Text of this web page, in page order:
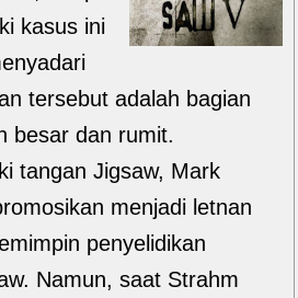
kasus ini
tersebut adalah bagian
besar dan rumit.
tangan Jigsaw, Mark
menjadi letnan
penyelidikan
Namun, saat Strahm